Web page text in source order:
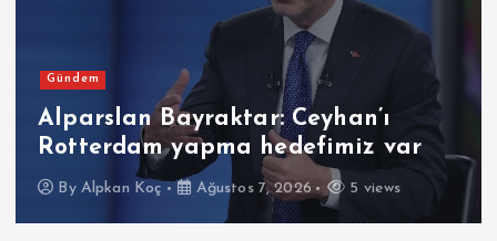
Gündem
Alparslan Bayraktar: Ceyhan’ı
Rotterdam yapma hedefimiz var
By Alpkan Koç Ağustos 7, 2026 5 views